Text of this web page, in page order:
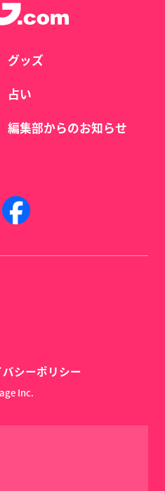
グッズ
占い
編集部からのお知らせ
シーポリシー
Inc.